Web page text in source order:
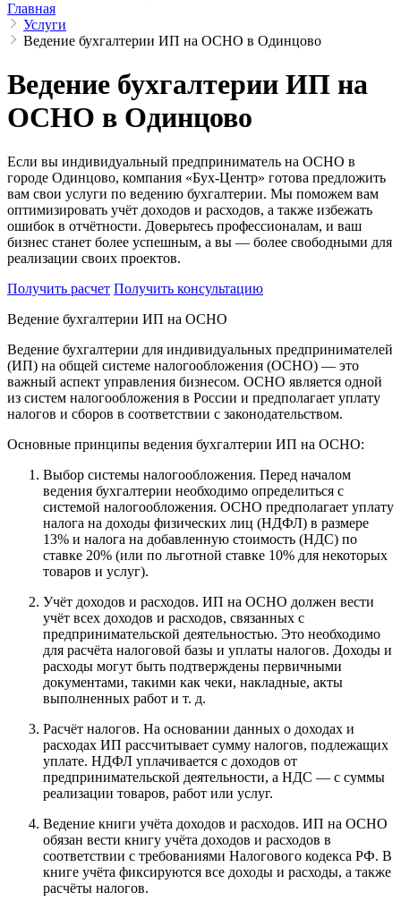
Главная
Услуги
Ведение бухгалтерии ИП на ОСНО в Одинцово
Ведение бухгалтерии ИП на
ОСНО в Одинцово
Если вы индивидуальный предприниматель на ОСНО в
городе Одинцово, компания «Бух-Центр» готова предложить
вам свои услуги по ведению бухгалтерии. Мы поможем вам
оптимизировать учёт доходов и расходов, а также избежать
ошибок в отчётности. Доверьтесь профессионалам, и ваш
бизнес станет более успешным, а вы — более свободными для
реализации своих проектов.
Получить расчет Получить консультацию
Ведение бухгалтерии ИП на ОСНО
Ведение бухгалтерии для индивидуальных предпринимателей
(ИП) на общей системе налогообложения (ОСНО) — это
важный аспект управления бизнесом. ОСНО является одной
из систем налогообложения в России и предполагает уплату
налогов и сборов в соответствии с законодательством.
Основные принципы ведения бухгалтерии ИП на ОСНО:
Выбор системы налогообложения. Перед началом
ведения бухгалтерии необходимо определиться с
системой налогообложения. ОСНО предполагает уплату
налога на доходы физических лиц (НДФЛ) в размере
13% и налога на добавленную стоимость (НДС) по
ставке 20% (или по льготной ставке 10% для некоторых
товаров и услуг).
Учёт доходов и расходов. ИП на ОСНО должен вести
учёт всех доходов и расходов, связанных с
предпринимательской деятельностью. Это необходимо
для расчёта налоговой базы и уплаты налогов. Доходы и
расходы могут быть подтверждены первичными
документами, такими как чеки, накладные, акты
выполненных работ и т. д.
Расчёт налогов. На основании данных о доходах и
расходах ИП рассчитывает сумму налогов, подлежащих
уплате. НДФЛ уплачивается с доходов от
предпринимательской деятельности, а НДС — с суммы
реализации товаров, работ или услуг.
Ведение книги учёта доходов и расходов. ИП на ОСНО
обязан вести книгу учёта доходов и расходов в
соответствии с требованиями Налогового кодекса РФ. В
книге учёта фиксируются все доходы и расходы, а также
расчёты налогов.